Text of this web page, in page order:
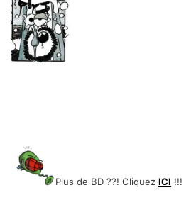
Plus de BD ??! Cliquez ICI !!!